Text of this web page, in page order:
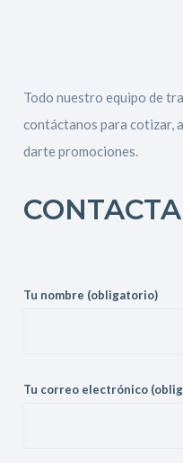
Todo nuestro equipo de
contáctanos para cotizar,
darte promociones.
Tu nombre (obligatorio)
Tu correo electrónico